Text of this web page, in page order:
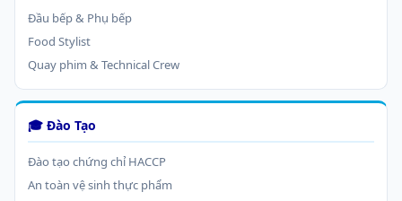
Đầu bếp & Phụ bếp
Food Stylist
Quay phim & Technical Crew
🎓 Đào Tạo
Đào tạo chứng chỉ HACCP
An toàn vệ sinh thực phẩm